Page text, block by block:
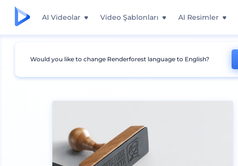
AI Videolar Video Şablonları AI Resimler
Mockuplar Markalama Kaşe Mockup
Would you like to change Renderforest language to English?